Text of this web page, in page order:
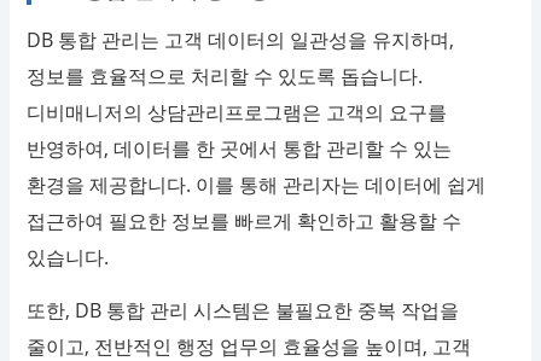
DB 통합 관리는 고객 데이터의 일관성을 유지하며,
정보를 효율적으로 처리할 수 있도록 돕습니다.
디비매니저의 상담관리프로그램은 고객의 요구를
반영하여, 데이터를 한 곳에서 통합 관리할 수 있는
환경을 제공합니다. 이를 통해 관리자는 데이터에 쉽게
접근하여 필요한 정보를 빠르게 확인하고 활용할 수
있습니다.
또한, DB 통합 관리 시스템은 불필요한 중복 작업을
줄이고, 전반적인 행정 업무의 효율성을 높이며, 고객